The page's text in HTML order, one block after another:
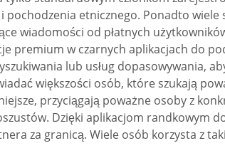
pochodzenia etnicznego. Ponadto
wiadomości od płatnych
premium w czarnych aplikacjach do
lub usług dopasowywania,
większości osób, które szukają
przyciągają poważne osoby z
Dzięki aplikacjom randkowym
za granicą. Wiele osób korzysta z